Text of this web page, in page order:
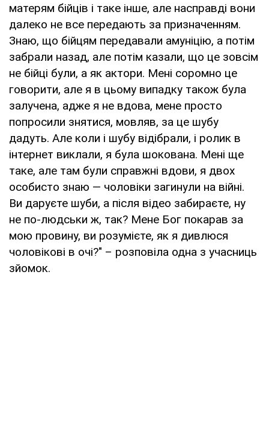
матерям бійців і таке інше, але насправді вони
далеко не все передають за призначенням.
Знаю, що бійцям передавали амуніцію, а потім
забрали назад, але потім казали, що це зовсім
не бійці були, а як актори. Мені соромно це
говорити, але я в цьому випадку також була
залучена, адже я не вдова, мене просто
попросили знятися, мовляв, за це шубу
дадуть. Але коли і шубу відібрали, і ролик в
інтернет виклали, я була шокована. Мені ще
таке, але там були справжні вдови, я двох
особисто знаю — чоловіки загинули на війні.
Ви даруєте шуби, а після відео забираєте, ну
не по-людськи ж, так? Мене Бог покарав за
мою провину, ви розумієте, як я дивлюся
чоловікові в очі?" – розповіла одна з учасниць
зйомок.